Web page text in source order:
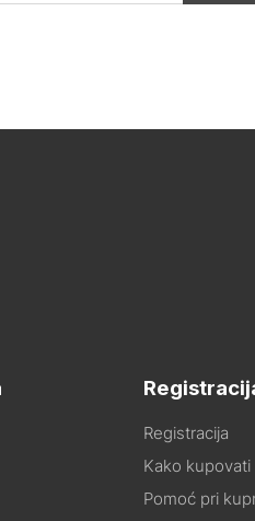
Registracija
Kako kupovati
Pomoć pri